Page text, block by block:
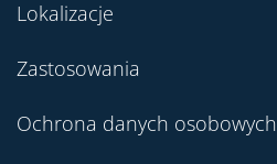
Lokalizacje
Zastosowania
Ochrona danych osobowych